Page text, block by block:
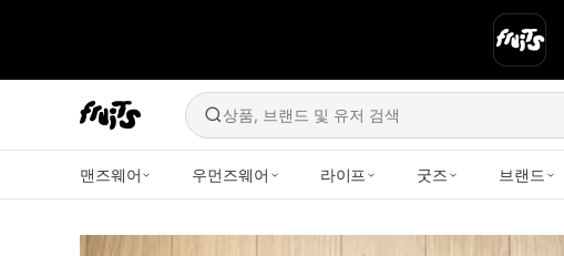
상품, 브랜드 및 유저 검색
맨즈웨어 우먼즈웨어 라이프 굿즈 브랜드